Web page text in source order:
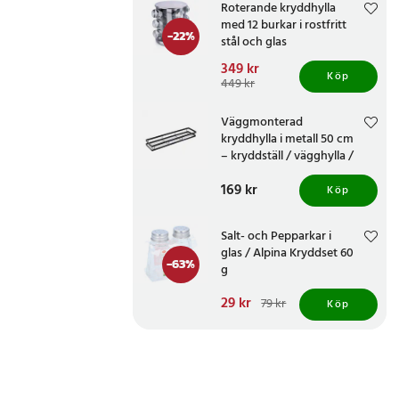
-22%
Roterande kryddhylla
med 12 burkar i rostfritt
stål och glas
Nuvarande pris:
349 krTidigare pris :449 kr
349 kr
449 kr Köp
Väggmonterad
kryddhylla i metall 50 cm
– kryddställ / vägghylla /
Pris :169 kr
169 kr Köp
-63%
Salt- och Pepparkar i
glas / Alpina Kryddset 60
g
Nuvarande pris
Tidigare pris 79 kr
29 kr 79 kr Köp